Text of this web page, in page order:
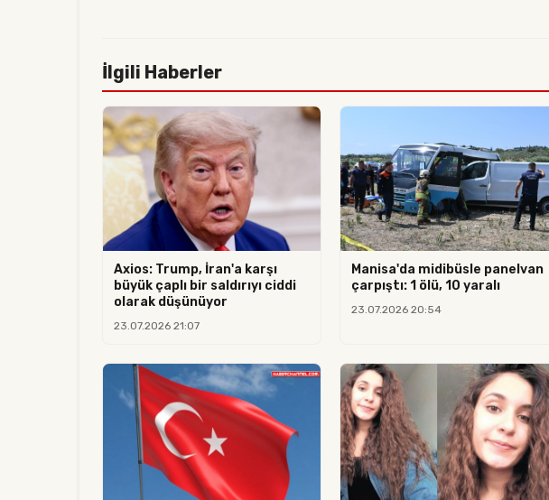
İlgili Haberler
Axios: Trump, İran'a karşı
büyük çaplı bir saldırıyı ciddi
olarak düşünüyor
23.07.2026 21:07
Manisa'da midibüsle panelvan
çarpıştı: 1 ölü, 10 yaralı
23.07.2026 20:54